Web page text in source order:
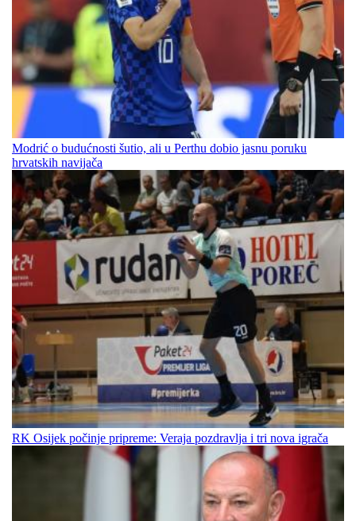
Modrić o budućnosti šutio, ali u Perthu dobio jasnu poruku
hrvatskih navijača
RK Osijek počinje pripreme: Veraja pozdravlja i tri nova igrača